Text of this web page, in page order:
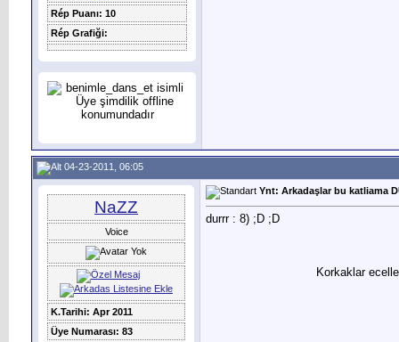
Rép Puanı: 10
Rép Grafiği:
04-23-2011, 06:05
NaZZ
Voice
K.Tarihi: Apr 2011
Üye Numarası: 83
Ynt: Arkadaşlar bu katliama
durrr : 8) ;D ;D
Korkaklar